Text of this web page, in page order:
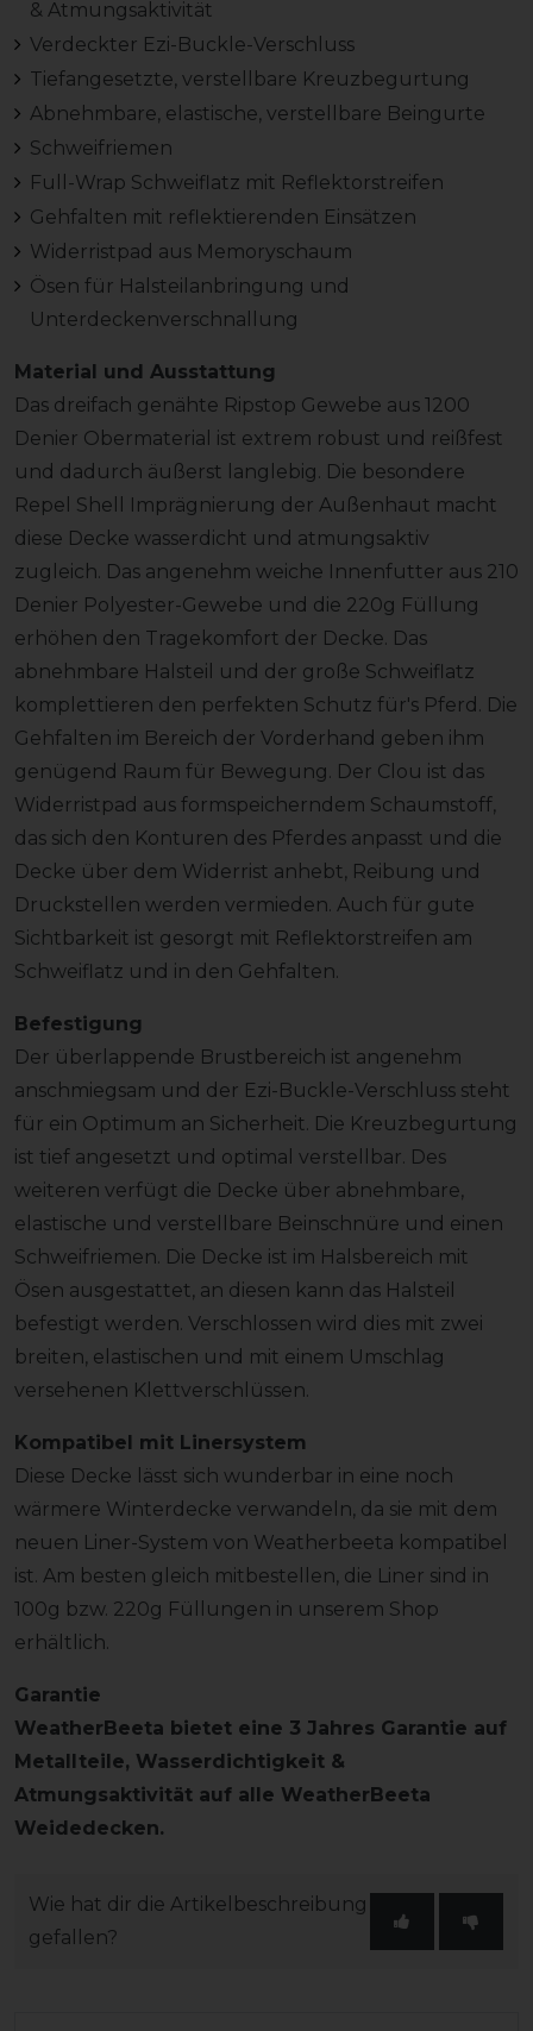
& Atmungsaktivität
Verdeckter Ezi-Buckle-Verschluss
Tiefangesetzte, verstellbare Kreuzbegurtung
Abnehmbare, elastische, verstellbare Beingurte
Schweifriemen
Full-Wrap Schweiflatz mit Reflektorstreifen
Gehfalten mit reflektierenden Einsätzen
Widerristpad aus Memoryschaum
Ösen für Halsteilanbringung und
Unterdeckenverschnallung
Material und Ausstattung
Das dreifach genähte Ripstop Gewebe aus 1200
Denier Obermaterial ist extrem robust und reißfest
und dadurch äußerst langlebig. Die besondere
Repel Shell Imprägnierung der Außenhaut macht
diese Decke wasserdicht und atmungsaktiv
zugleich. Das angenehm weiche Innenfutter aus 210
Denier Polyester-Gewebe und die 220g Füllung
erhöhen den Tragekomfort der Decke. Das
abnehmbare Halsteil und der große Schweiflatz
komplettieren den perfekten Schutz für's Pferd. Die
Gehfalten im Bereich der Vorderhand geben ihm
genügend Raum für Bewegung. Der Clou ist das
Widerristpad aus formspeicherndem Schaumstoff,
das sich den Konturen des Pferdes anpasst und die
Decke über dem Widerrist anhebt, Reibung und
Druckstellen werden vermieden. Auch für gute
Sichtbarkeit ist gesorgt mit Reflektorstreifen am
Schweiflatz und in den Gehfalten.
Befestigung
Der überlappende Brustbereich ist angenehm
anschmiegsam und der Ezi-Buckle-Verschluss steht
für ein Optimum an Sicherheit. Die Kreuzbegurtung
ist tief angesetzt und optimal verstellbar. Des
weiteren verfügt die Decke über abnehmbare,
elastische und verstellbare Beinschnüre und einen
Schweifriemen. Die Decke ist im Halsbereich mit
Ösen ausgestattet, an diesen kann das Halsteil
befestigt werden. Verschlossen wird dies mit zwei
breiten, elastischen und mit einem Umschlag
versehenen Klettverschlüssen.
Kompatibel mit Linersystem
Diese Decke lässt sich wunderbar in eine noch
wärmere Winterdecke verwandeln, da sie mit dem
neuen Liner-System von Weatherbeeta kompatibel
ist. Am besten gleich mitbestellen, die Liner sind in
100g bzw. 220g Füllungen in unserem Shop
erhältlich.
Garantie
WeatherBeeta bietet eine 3 Jahres Garantie auf
Metallteile, Wasserdichtigkeit &
Atmungsaktivität auf alle WeatherBeeta
Weidedecken.
Wie hat dir die Artikelbeschreibung
gefallen?